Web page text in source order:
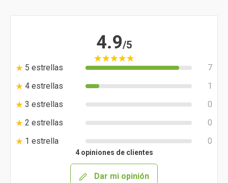
4.9/5
5 estrellas
7
4 estrellas
1
3 estrellas
0
2 estrellas
0
1 estrella
0
4 opiniones de clientes
Dar mi opinión